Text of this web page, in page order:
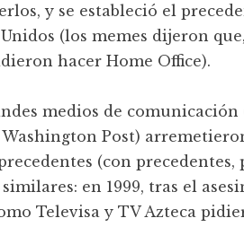
y se estableció el
(los memes dijeron
hacer Home Office).
medios de comunicación
Washington Post)
(con
en 1999, tras el
Televisa y TV Azteca